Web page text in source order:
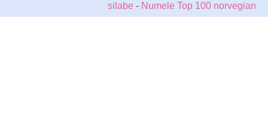
silabe - Numele Top 100 norvegian